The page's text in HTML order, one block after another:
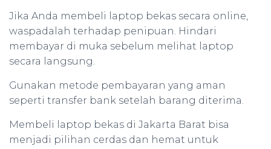
Jika Anda membeli laptop bekas secara online,
waspadalah terhadap penipuan. Hindari
membayar di muka sebelum melihat laptop
secara langsung.
Gunakan metode pembayaran yang aman
seperti transfer bank setelah barang diterima.
Membeli laptop bekas di Jakarta Barat bisa
menjadi pilihan cerdas dan hemat untuk